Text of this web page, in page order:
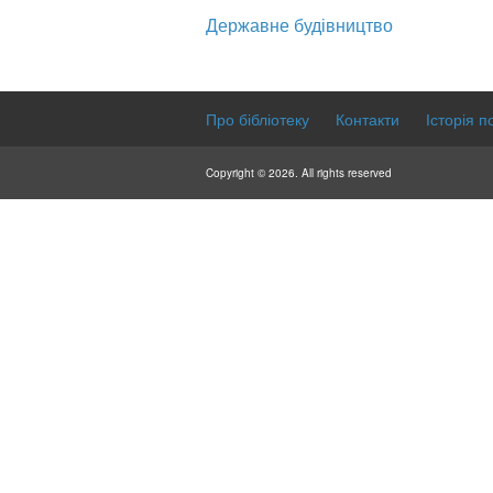
Державне будівництво
Про бібліотеку Контакти Історія
Copyright © 2026. All rights reserved